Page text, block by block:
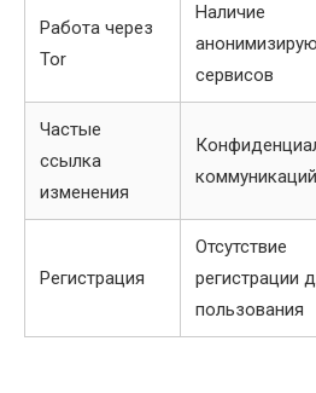
Работа через
Tor
Наличие
сервисов
Частые
ссылка
изменения
коммуникаций
Регистрация
Отсутствие
регистрации
пользования